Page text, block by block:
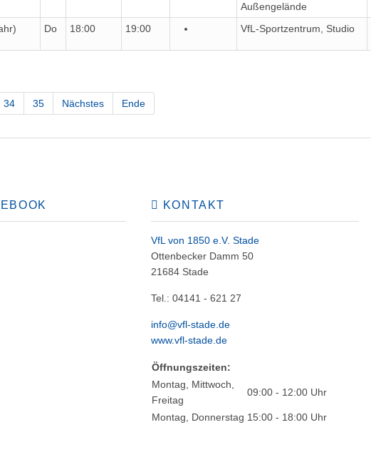
34 35 Nächstes Ende
Außengelände
Do 18:00 19:00 VfL-Sportzentrum, Studio
KONTAKT
VfL von 1850 e.V. Stade
Ottenbecker Damm 50
21684 Stade
Tel.: 04141 - 621 27
info@vfl-stade.de
www.vfl-stade.de
Öffnungszeiten:
Montag, Mittwoch,
Freitag
09:00 - 12:00 Uhr
Montag, Donnerstag 15:00 - 18:00 Uhr